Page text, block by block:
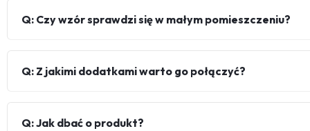
Q: Czy wzór sprawdzi się w małym pomieszczeniu?
Q: Z jakimi dodatkami warto go połączyć?
Q: Jak dbać o produkt?